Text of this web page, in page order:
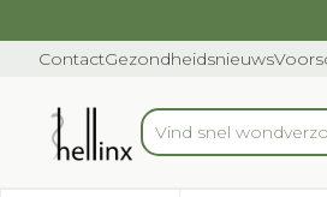
ContactGezondheidsnieuws
Product, merk,